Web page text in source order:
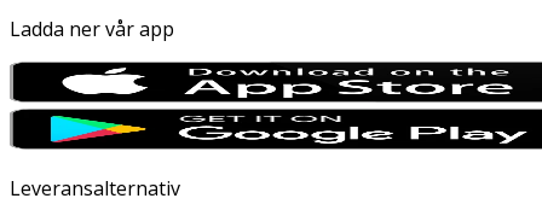
Ladda ner vår app
Leveransalternativ